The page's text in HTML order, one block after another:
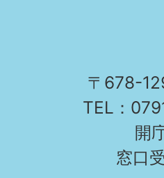
〒678-
TEL：
開
窓口